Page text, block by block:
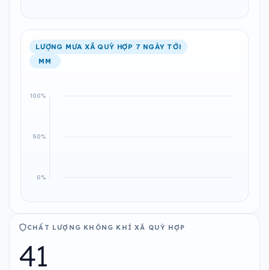
LƯỢNG MƯA XÃ QUỲ HỢP 7 NGÀY TỚI
MM
CHẤT LƯỢNG KHÔNG KHÍ XÃ QUỲ HỢP
41